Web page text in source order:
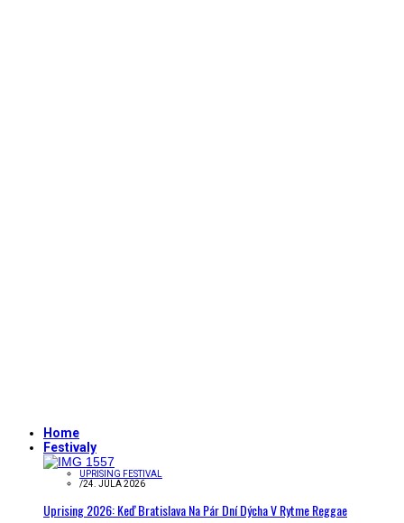
Home
Festivaly
UPRISING FESTIVAL
/24. JÚLA 2026
Uprising 2026: Keď Bratislava Na Pár Dní Dýcha V Rytme Reggae